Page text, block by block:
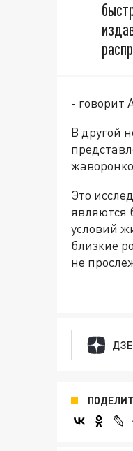
- говорит
В другой
Это
являются
условий
близкие
не